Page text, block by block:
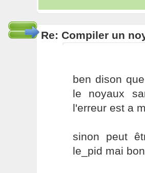
Re: Compiler un
ben dison
le noyaux
l'erreur est a
sinon peut
le_pid mai